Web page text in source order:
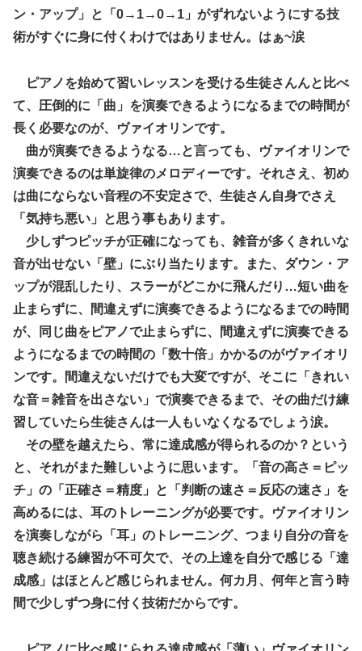
ン・アップ」と「0→1→0→1」がずれないようにする技
術がすぐに身に付くわけではありません。はぁ~涙
ピアノを始めて習いレッスンを受ける生徒さんんと比べ
て、圧倒的に「曲」を演奏できるようになるまでの時間が
長く必要なのが、ヴァイオリンです。
曲が演奏できるようなる…と言っても、ヴァイオリンで
演奏できるのは単旋律のメロディーです。それさえ、初め
は曲にならない音程の不安定さで、生徒さん自身でさえ
「気持ち悪い」と思う事もあります。
少しずつピッチが正確になっても、雑音が多くきれいな
音が出せない「壁」にぶり当たります。また、ダウン・ア
ップが混乱したり、スラーがどこかに飛んだり…短い曲を
止まらずに、間違えずに演奏できるようになるまでの時間
が、同じ曲をピアノで止まらずに、間違えずに演奏できる
ようになるまでの時間の「数十倍」かかるのがヴァイオリ
ンです。間違えないだけでも大変ですが、そこに「きれい
な音＝雑音を出さない」で演奏できるまで、その曲だけ練
習していたら生徒さんは一人もいなくなるでしょう涙。
その壁を越えたら、常に達成感が得られるのか？という
と、それがまた難しいように思います。「音の高さ＝ピッ
チ」の「正確さ＝精度」と「判断の速さ＝反応の速さ」を
高めるには、耳のトレーニングが必要です。ヴァイオリン
を演奏しながら「耳」のトレーニング、つまり自分の音を
聴き続ける練習が不可欠で、その上達を自分で感じる「達
成感」はほとんど感じられません。何カ月、何年と言う時
間で少しずつ身に付く技術だからです。